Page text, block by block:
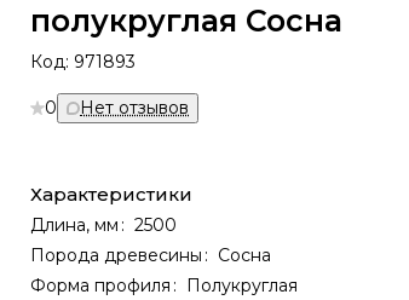
полукруглая Сосна
Код: 971893
0 Нет отзывов
Характеристики
Длина, мм : 2500
Порода древесины : Сосна
Форма профиля : Полукруглая